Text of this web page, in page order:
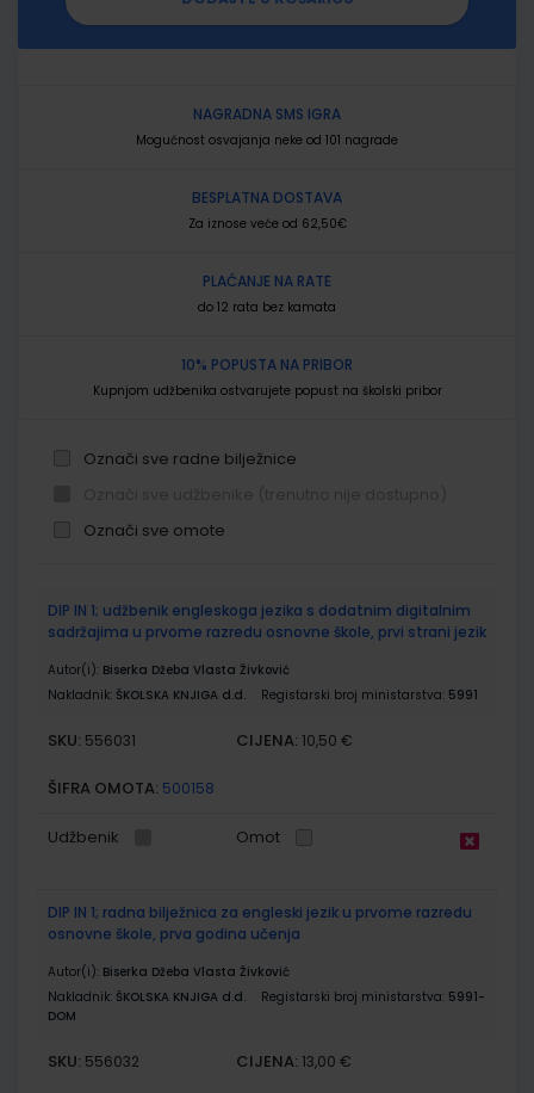
NAGRADNA SMS IGRA
Mogućnost osvajanja neke od 101 nagrade
BESPLATNA DOSTAVA
Za iznose veće od 62,50€
PLAĆANJE NA RATE
do 12 rata bez kamata
10% POPUSTA NA PRIBOR
Kupnjom udžbenika ostvarujete popust na školski pribor
Označi sve radne bilježnice
Označi sve omote
proizvodi
DIP IN 1; udžbenik engleskoga jezika s dodatnim digitalnim
sadržajima u prvome razredu osnovne škole, prvi strani jezik
Autor(i): Biserka Džeba Vlasta Živković
Nakladnik: ŠKOLSKA KNJIGA d.d. Registarski broj ministarstva: 5991
SKU: 556031 CIJENA: 10,50 €
ŠIFRA OMOTA: 500158
Udžbenik Omot
DIP IN 1; radna bilježnica za engleski jezik u prvome razredu
osnovne škole, prva godina učenja
Autor(i): Biserka Džeba Vlasta Živković
Nakladnik: ŠKOLSKA KNJIGA d.d. Registarski broj ministarstva: 5991-
DOM
SKU: 556032 CIJENA: 13,00 €